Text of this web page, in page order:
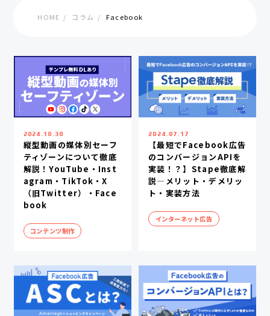
HOME コラム Facebook
2024.10.30
縦型動画の媒体別セーフ
ティゾーンについて徹底
解説！YouTube・Inst
agram・TikTok・X
（旧Twitter）・Face
book
コンテンツ制作
2024.07.17
【最短でFacebook広告
のコンバージョンAPIを
実装！？】Stape徹底解
説―メリット・デメリッ
ト・実装方法
インターネット広告